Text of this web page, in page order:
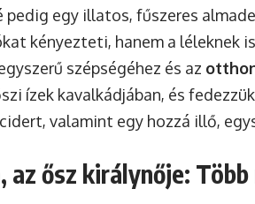
pedig egy illatos, fűszeres
kényezteti, hanem a léleknek
szépségéhez és az
ízek kavalkádjában, és
valamint egy hozzá illő,
az ősz királynője: